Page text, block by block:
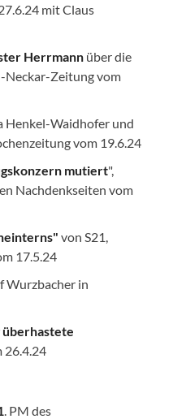
mit Claus
Herrmann über die
Neckar-Zeitung vom
Henkel-Waidhofer und
vom 19.6.24
mutiert",
Nachdenkseiten vom
von S21,
17.5.24
Wurzbacher in
26.4.24
. PM des